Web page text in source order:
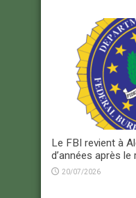
Le FBI revient à
d’années après
20/07/2026